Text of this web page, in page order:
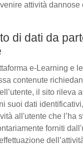
attività dannose
di dati da
e-Learning e
contenute
il sito rileva
suoi dati
all'utente che l’ha
forniti